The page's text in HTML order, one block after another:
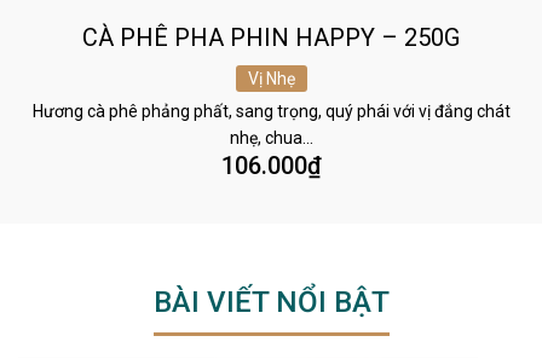
CÀ PHÊ PHA PHIN HAPPY – 250G
Vị Nhẹ
Hương cà phê phảng phất, sang trọng, quý phái với vị đắng chát
nhẹ, chua…
106.000₫
BÀI VIẾT NỔI BẬT